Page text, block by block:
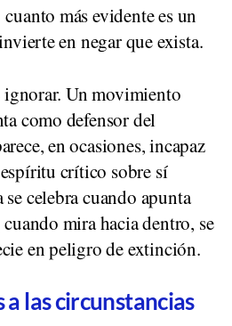
más evidente es un
en negar que exista.
Un movimiento
como defensor del
en ocasiones, incapaz
crítico sobre sí
celebra cuando apunta
mira hacia dentro, se
en peligro de extinción.
las circunstancias